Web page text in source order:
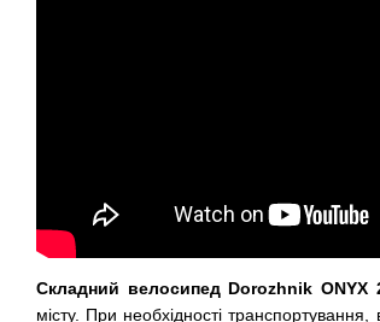
Складний велосипед Dorozhnik ONYX
місту. При необхідності